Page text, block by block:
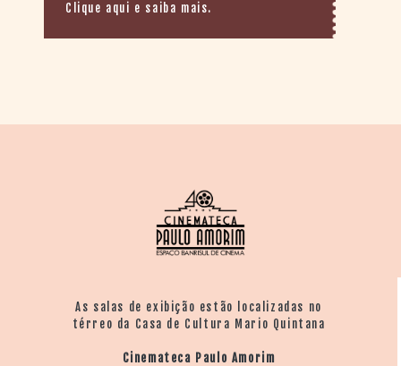
Clique aqui e saiba mais.
As salas de exibição estão localizadas no
térreo da Casa de Cultura Mario Quintana
Cinemateca Paulo Amorim